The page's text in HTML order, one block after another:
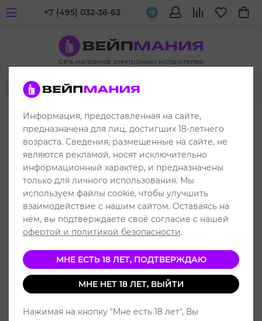
Сеть магазинов электронных испарителей
+7 (495) 032-36-63
Главная Многоразовые POD-системы
Nano 2
РАСПРОДАЖА
Информация, предоставленная на сайте,
предназначена для лиц, достигших 18-летнего
возраста. Сведения, размещенные на сайте, не
являются рекламой, носят исключительно
информационный характер, и предназначены
только для личного использования. Мы
используем файлы cookie, чтобы улучшить
взаимодействие с нашим сайтом. Оставаясь на
нём, вы подтверждаете своё согласие с нашей
офертой и политикой безопасности.
МНЕ ЕСТЬ 18 ЛЕТ, ПОДТВЕРЖДАЮ
МНЕ НЕТ 18 ЛЕТ, ВЫЙТИ
Нажимая на кнопку "Мне есть 18 лет", Вы